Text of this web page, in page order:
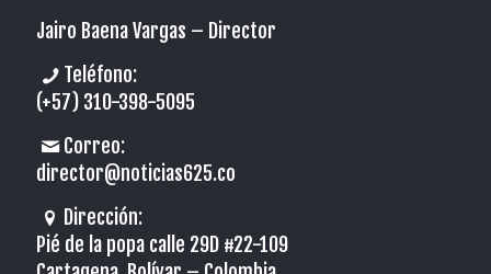
Jairo Baena Vargas – Director
Teléfono:
(+57) 310-398-5095
Correo:
director@noticias625.co
Dirección:
Pié de la popa calle 29D #22-109